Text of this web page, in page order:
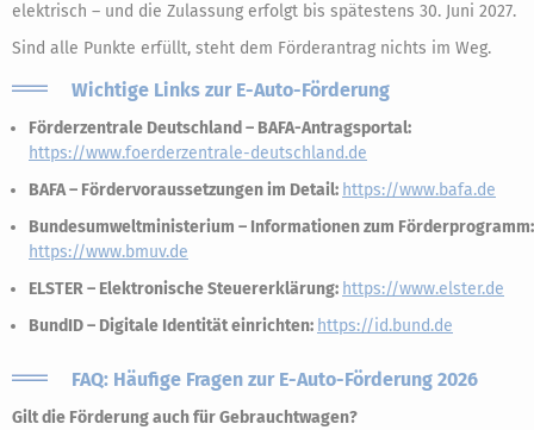
elektrisch – und die Zulassung erfolgt bis spätestens 30. Juni 2027.
Sind alle Punkte erfüllt, steht dem Förderantrag nichts im Weg.
Wichtige Links zur E-Auto-Förderung
Förderzentrale Deutschland – BAFA-Antragsportal:
https://www.foerderzentrale-deutschland.de
BAFA – Fördervoraussetzungen im Detail: https://www.bafa.de
Bundesumweltministerium – Informationen zum Förderprogramm:
https://www.bmuv.de
ELSTER – Elektronische Steuererklärung: https://www.elster.de
BundID – Digitale Identität einrichten: https://id.bund.de
FAQ: Häufige Fragen zur E-Auto-Förderung 2026
Gilt die Förderung auch für Gebrauchtwagen?